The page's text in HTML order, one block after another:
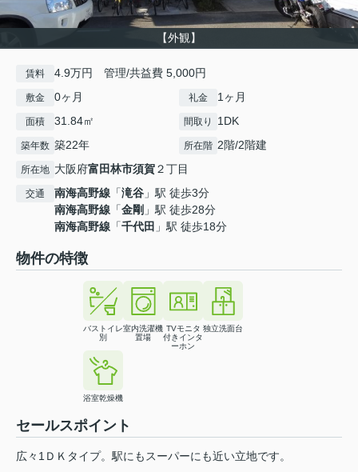
【外観】
賃料 4.9万円 管理/共益費 5,000円
敷金 0ヶ月 礼金 1ヶ月
面積 31.84㎡ 間取り 1DK
築年数 築22年 所在階 2階/2階建
所在地 大阪府富田林市須賀２丁目
交通 南海高野線 「滝谷 」駅 徒歩3分
南海高野線 「金剛 」駅 徒歩28分
南海高野線 「千代田 」駅 徒歩18分
物件の特徴
バストイレ
別
室内洗濯機
置場
TVモニタ
付きインタ
ーホン
独立洗面台
浴室乾燥機
セールスポイント
広々1ＤＫタイプ。駅にもスーパーにも近い立地です。